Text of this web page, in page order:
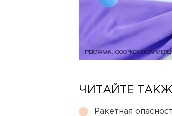
ЧИТАЙТЕ
Ракетная